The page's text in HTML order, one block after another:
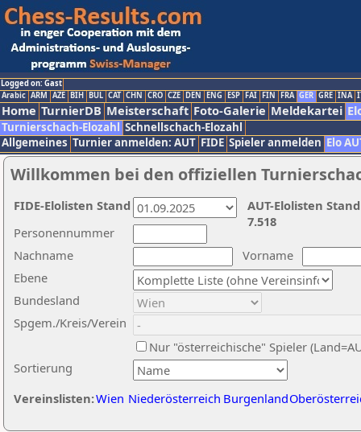
Logged on: Gast
Arabic ARM AZE BIH BUL CAT CHN CRO CZE DEN ENG ESP FAI FIN FRA GER GRE INA
Home TurnierDB Meisterschaft Foto-Galerie Meldekartei
Turnierschach-Elozahl Schnellschach-Elozahl
Allgemeines Turnier anmelden: AUT FIDE Spieler anmelden Elo
Willkommen bei den offiziellen
Nachname
Vorname
Ebene
Sortierung
Personennummer
Bundesland
Spgem./Kreis/Verein
Nur "österreichische" Spieler
Vereinslisten:Wien Niederösterreich Burgenland
AUT-Elolisten
7.518
FIDE-Elolisten Stand